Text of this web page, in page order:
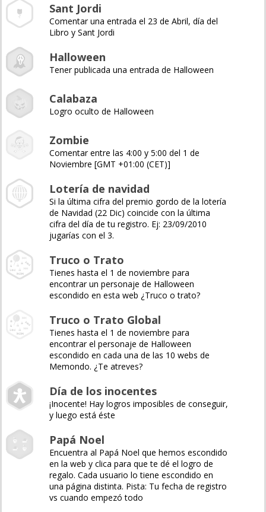
Sant Jordi
Comentar una entrada el 23 de Abril, día del
Libro y Sant Jordi
Halloween
Tener publicada una entrada de Halloween
Calabaza
Logro oculto de Halloween
Zombie
Comentar entre las 4:00 y 5:00 del 1 de
Noviembre [GMT +01:00 (CET)]
Lotería de navidad
Si la última cifra del premio gordo de la lotería
de Navidad (22 Dic) coincide con la última
cifra del día de tu registro. Ej: 23/09/2010
jugarías con el 3.
Truco o Trato
Tienes hasta el 1 de noviembre para
encontrar un personaje de Halloween
escondido en esta web ¿Truco o trato?
Truco o Trato Global
Tienes hasta el 1 de noviembre para
encontrar el personaje de Halloween
escondido en cada una de las 10 webs de
Memondo. ¿Te atreves?
Día de los inocentes
¡Inocente! Hay logros imposibles de conseguir,
y luego está éste
Papá Noel
Encuentra al Papá Noel que hemos escondido
en la web y clica para que te dé el logro de
regalo. Cada usuario lo tiene escondido en
una página distinta. Pista: Tu fecha de registro
vs cuando empezó todo